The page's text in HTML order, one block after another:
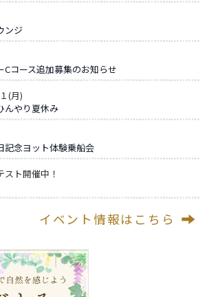
ンジ
Cコース追加募集のお知らせ
(月)
んやり夏休み
記念ヨット体験乗船会
ト開催中！
イベント情報はこちら